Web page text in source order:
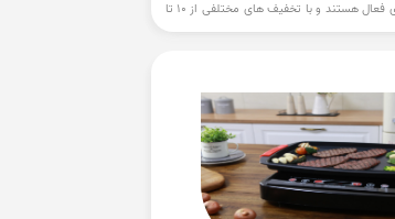
معمولا برای مدت محدودی فعال هستند و با تخفیف های مختلفی از 10 تا